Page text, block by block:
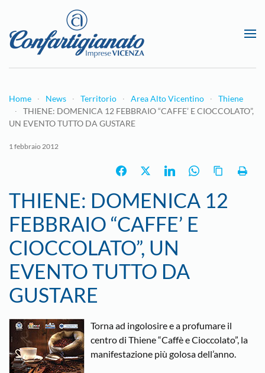
Passa al contenuto principale
Home News Territorio Area Alto Vicentino
Thiene
THIENE: DOMENICA 12 FEBBRAIO “CAFFE’ E CIOCCOLATO”,
UN EVENTO TUTTO DA GUSTARE
1 febbraio 2012
THIENE: DOMENICA 12
FEBBRAIO “CAFFE’ E
CIOCCOLATO”, UN
EVENTO TUTTO DA
GUSTARE
Torna ad ingolosire e a profumare il
centro di Thiene “Caffè e Cioccolato”, la
manifestazione più golosa dell’anno.